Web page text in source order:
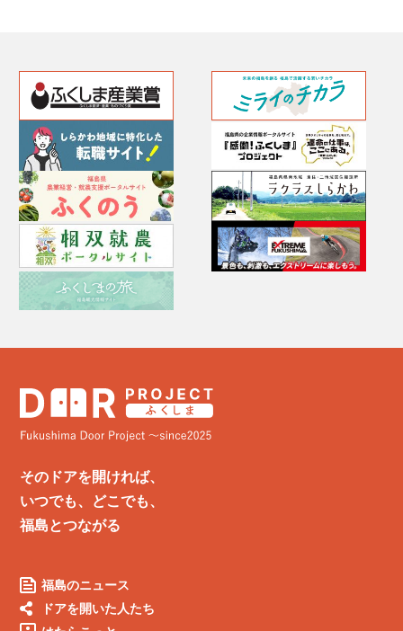
そのドアを開ければ、
いつでも、どこでも、
福島とつながる
福島のニュース
ドアを開いた人たち